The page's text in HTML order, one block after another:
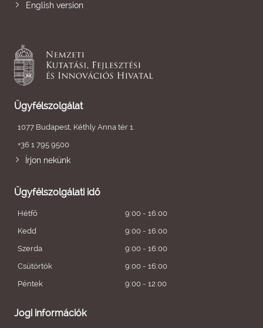
English version
Ügyfélszolgálat
1077 Budapest, Kéthly Anna tér 1.
+36 1 795 9500
Írjon nekünk
Ügyfélszolgálati idő
Hétfő
9:00 - 16:00
Kedd
9:00 - 16:00
Szerda
9:00 - 16:00
Csütörtök
9:00 - 16:00
Péntek
9:00 - 12:00
Jogi információk